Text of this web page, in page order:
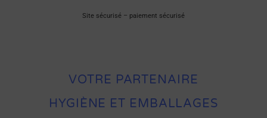
Site sécurisé – paiement sécurisé
VOTRE PARTENAIRE
HYGIÈNE ET EMBALLAGES